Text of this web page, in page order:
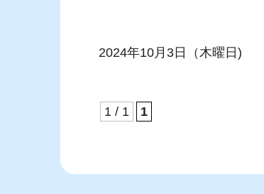
2024年10月3日（木曜日)
1 / 1 1